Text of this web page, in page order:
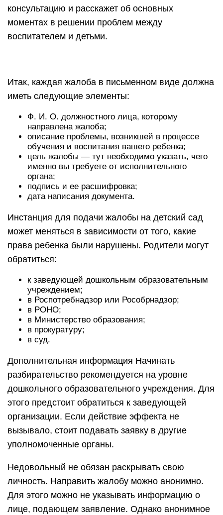
консультацию и расскажет об основных
моментах в решении проблем между
воспитателем и детьми.
Итак, каждая жалоба в письменном виде должна
иметь следующие элементы:
Ф. И. О. должностного лица, которому
направлена жалоба;
описание проблемы, возникшей в процессе
обучения и воспитания вашего ребенка;
цель жалобы — тут необходимо указать, чего
именно вы требуете от исполнительного
органа;
подпись и ее расшифровка;
дата написания документа.
Инстанция для подачи жалобы на детский сад
может меняться в зависимости от того, какие
права ребенка были нарушены. Родители могут
обратиться:
к заведующей дошкольным образовательным
учреждением;
в Роспотребнадзор или Рособрнадзор;
в РОНО;
в Министерство образования;
в прокуратуру;
в суд.
Дополнительная информация Начинать
разбирательство рекомендуется на уровне
дошкольного образовательного учреждения. Для
этого предстоит обратиться к заведующей
организации. Если действие эффекта не
вызывало, стоит подавать заявку в другие
уполномоченные органы.
Недовольный не обязан раскрывать свою
личность. Направить жалобу можно анонимно.
Для этого можно не указывать информацию о
лице, подающем заявление. Однако анонимное